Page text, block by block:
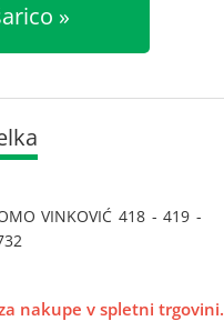
VINKOVIĆ 418 - 419 -
nakupe v spletni trgovini.